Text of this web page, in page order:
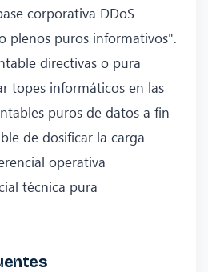
corporativa DDoS
plenos puros informativos".
directivas o pura
topes informáticos en las
puros de datos a fin
de dosificar la carga
operativa
técnica pura